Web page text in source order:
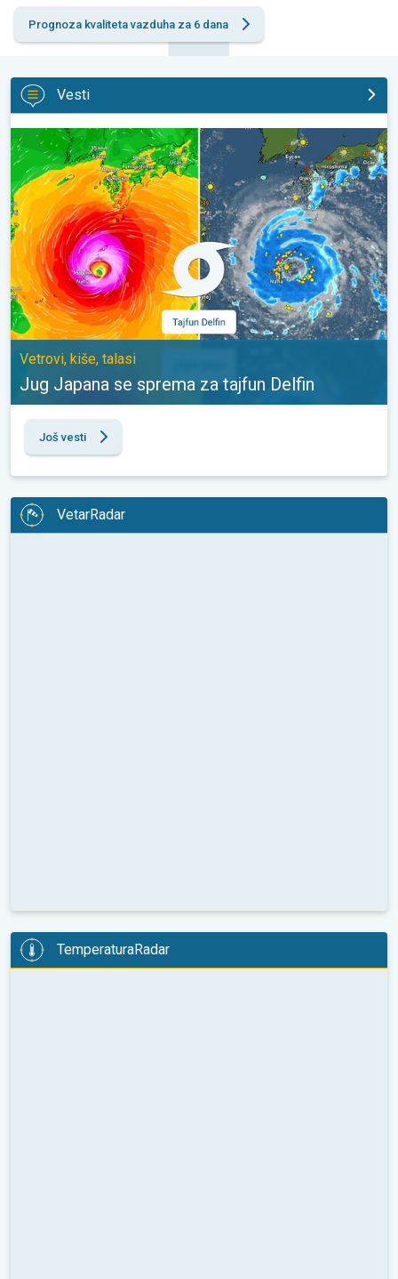
Prognoza kvaliteta vazduha za 6 dana
Vesti
Jug Japana se sprema za tajfun Delfin. Vetrovi, kiše, talasi. . .
Vetrovi, kiše, talasi
Jug Japana se sprema za tajfun Delfin
Još vesti
VetarRadar
TemperaturaRadar